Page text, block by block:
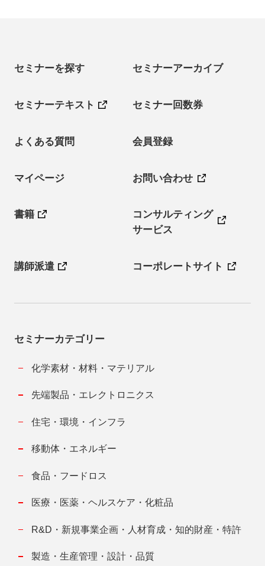
セミナーを探す セミナーアーカイブ
セミナーテキスト セミナー回数券
よくある質問 会員登録
マイページ お問い合わせ
書籍
コンサルティング
サービス
講師派遣 コーポレートサイト
セミナーカテゴリー
化学素材・材料・マテリアル
先端製品・エレクトロニクス
住宅・環境・インフラ
移動体・エネルギー
食品・フードロス
医療・医薬・ヘルスケア・化粧品
R&D・新規事業企画・人材育成・知的財産・特許
製造・生産管理・設計・品質